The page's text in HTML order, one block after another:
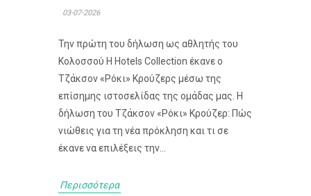
03-07-2026
Την πρώτη του δήλωση ως αθλητής του
Κολοσσού H Hotels Collection έκανε ο
Τζάκσον «Ρόκι» Κρούζερς μέσω της
επίσημης ιστοσελίδας της ομάδας μας. Η
δήλωση του Τζάκσον «Ρόκι» Κρούζερ: Πώς
νιώθεις για τη νέα πρόκληση και τι σε
έκανε να επιλέξεις την...
Περισσότερα